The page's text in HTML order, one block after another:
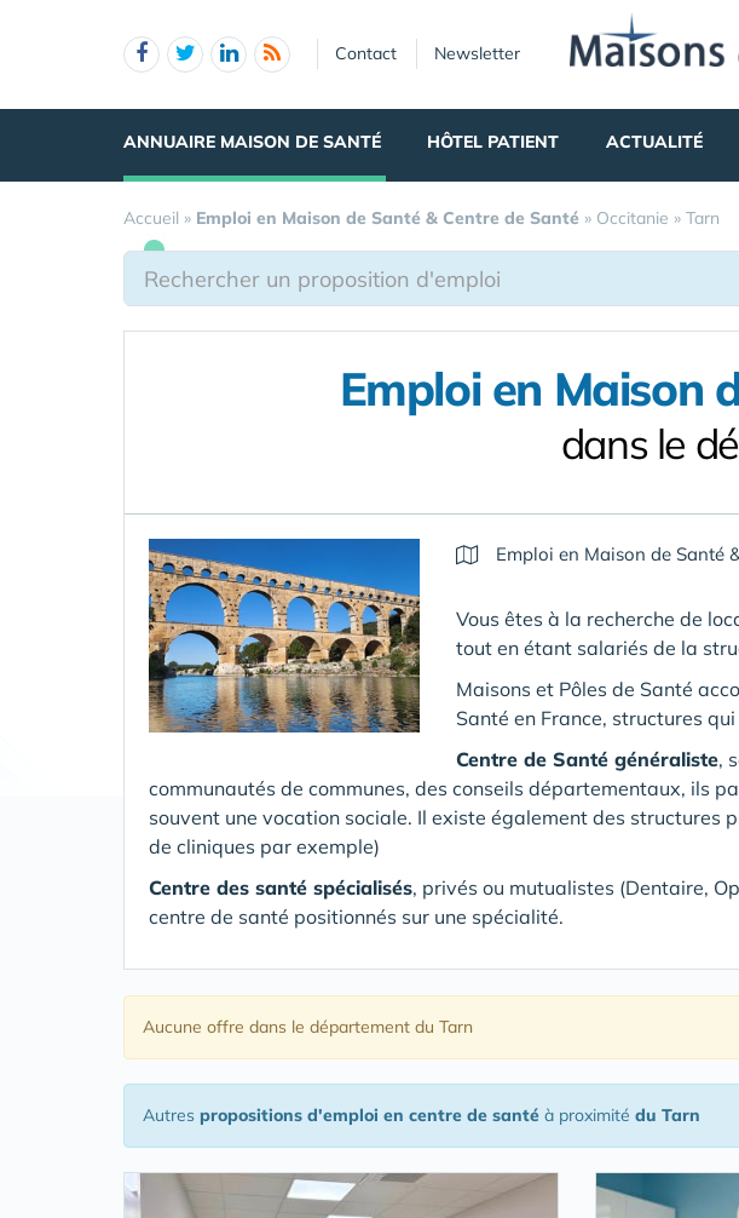
Contact Newsletter
ANNUAIRE MAISON DE SANTÉ HÔTEL PATIENT ACTUALITÉ
Accueil » Emploi en Maison de Santé & Centre de Santé » Occitanie » Tarn
Emploi en Maison
dans le
Emploi en Maison de Santé
Vous êtes à la recherche de
tout en étant salariés de la
Maisons et Pôles de Santé
Santé en France, structures
Centre de Santé généraliste,
communautés de communes, des conseils départementaux, ils
souvent une vocation sociale. Il existe également des
de cliniques par exemple)
Centre des santé spécialisés, privés ou mutualistes (Dentaire,
centre de santé positionnés sur une spécialité.
Aucune offre dans le département du Tarn
Autres propositions d'emploi en centre de santé à proximité du Tarn